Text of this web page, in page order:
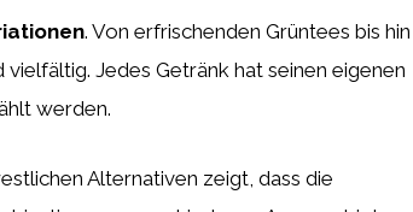
. Von erfrischenden Grüntees bis hin
Jedes Getränk hat seinen eigenen
werden.
Alternativen zeigt, dass die